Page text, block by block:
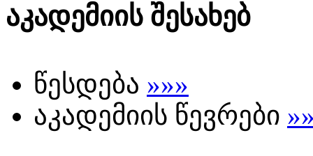
აკადემიის შესახებ
წესდება »»»
აკადემიის წევრები